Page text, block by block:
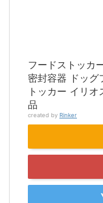
フードストッカ
密封容器 ドッグ
トッカー イリ
品
created by Rinker